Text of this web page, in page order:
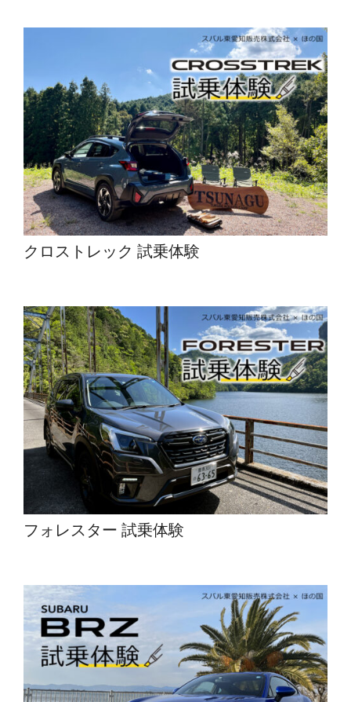
クロストレック 試乗体験
フォレスター 試乗体験